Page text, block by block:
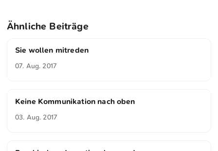
Ähnliche Beiträge
Sie wollen mitreden
07. Aug. 2017
Keine Kommunikation nach oben
03. Aug. 2017